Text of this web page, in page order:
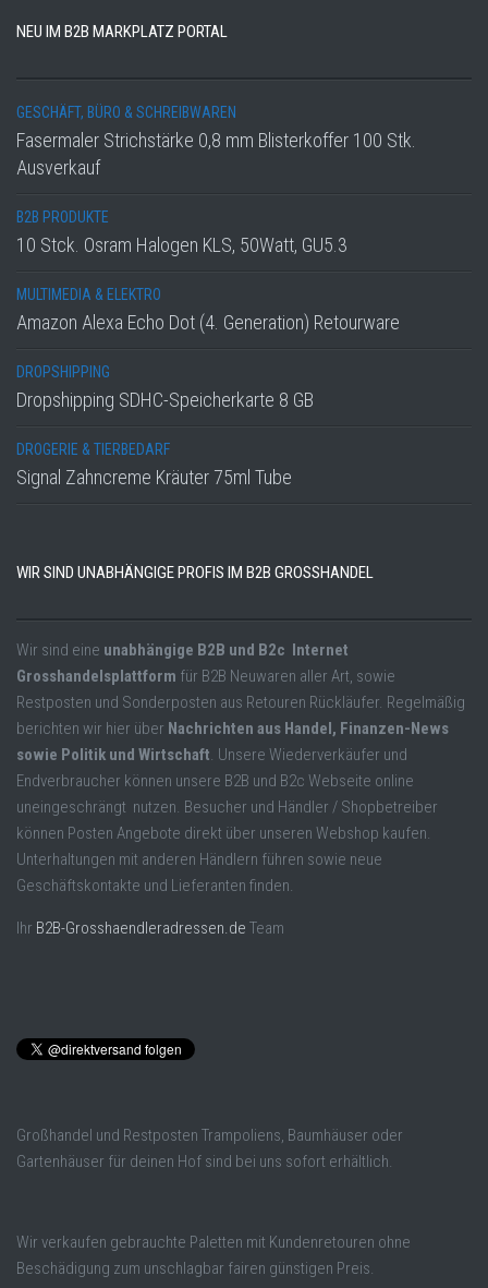
NEU IM B2B MARKPLATZ PORTAL
GESCHÄFT, BÜRO & SCHREIBWAREN
Fasermaler Strichstärke 0,8 mm Blisterkoffer 100 Stk.
Ausverkauf
B2B PRODUKTE
10 Stck. Osram Halogen KLS, 50Watt, GU5.3
MULTIMEDIA & ELEKTRO
Amazon Alexa Echo Dot (4. Generation) Retourware
DROPSHIPPING
Dropshipping SDHC-Speicherkarte 8 GB
DROGERIE & TIERBEDARF
Signal Zahncreme Kräuter 75ml Tube
WIR SIND UNABHÄNGIGE PROFIS IM B2B GROSSHANDEL
Wir sind eine unabhängige B2B und B2c Internet
Grosshandelsplattform für B2B Neuwaren aller Art, sowie
Restposten und Sonderposten aus Retouren Rückläufer. Regelmäßig
berichten wir hier über Nachrichten aus Handel, Finanzen-News
sowie Politik und Wirtschaft. Unsere Wiederverkäufer und
Endverbraucher können unsere B2B und B2c Webseite online
uneingeschrängt nutzen. Besucher und Händler / Shopbetreiber
können Posten Angebote direkt über unseren Webshop kaufen.
Unterhaltungen mit anderen Händlern führen sowie neue
Geschäftskontakte und Lieferanten finden.
Ihr B2B-Grosshaendleradressen.de Team
Großhandel und Restposten Trampoliens, Baumhäuser oder
Gartenhäuser für deinen Hof sind bei uns sofort erhältlich.
Wir verkaufen gebrauchte Paletten mit Kundenretouren ohne
Beschädigung zum unschlagbar fairen günstigen Preis.